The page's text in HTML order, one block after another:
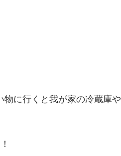
物に行くと我が家の冷蔵庫や